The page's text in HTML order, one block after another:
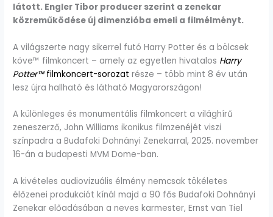
látott. Engler Tibor producer szerint a zenekar
közreműködése új dimenzióba emeli a filmélményt.
A világszerte nagy sikerrel futó Harry Potter és a bölcsek
köve™ filmkoncert – amely az egyetlen hivatalos Harry
Potter™filmkoncert-sorozat része – több mint 8 év után
lesz újra hallható és látható Magyarországon!
A különleges és monumentális filmkoncert a világhírű
zeneszerző, John Williams ikonikus filmzenéjét viszi
színpadra a Budafoki Dohnányi Zenekarral, 2025. november
16-án a budapesti MVM Dome-ban.
A kivételes audiovizuális élmény nemcsak tökéletes
élőzenei produkciót kínál majd a 90 fős Budafoki Dohnányi
Zenekar előadásában a neves karmester, Ernst van Tiel